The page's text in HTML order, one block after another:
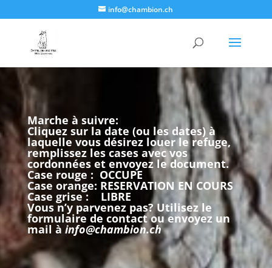
info@chambion.ch
Marche à suivre:
Cliquez sur la date (ou les dates) à
laquelle vous désirez louer le refuge,
remplissez les cases avec vos
cordonnées et envoyez le document.
Case rouge : OCCUPE
Case orange: RESERVATION EN COURS
Case grise : LIBRE
Vous n’y parvenez pas? Utilisez le
formulaire de contact ou envoyez un
mail à info@chambion.ch